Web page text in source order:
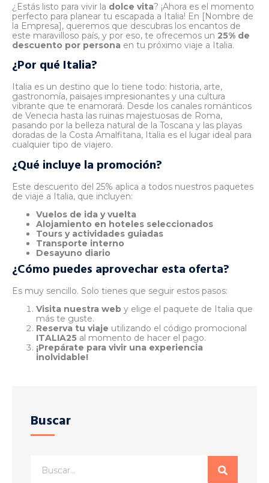
¿Estás listo para vivir la dolce vita? ¡Ahora es el momento
perfecto para planear tu escapada a Italia! En [Nombre de
la Empresa], queremos que descubras los encantos de
este maravilloso país, y por eso, te ofrecemos un 25% de
descuento por persona en tu próximo viaje a Italia.
¿Por qué Italia?
Italia es un destino que lo tiene todo: historia, arte,
gastronomía, paisajes impresionantes y una cultura
vibrante que te enamorará. Desde los canales románticos
de Venecia hasta las ruinas majestuosas de Roma,
pasando por la belleza natural de la Toscana y las playas
doradas de la Costa Amalfitana, Italia es el lugar ideal para
cualquier tipo de viajero.
¿Qué incluye la promoción?
Este descuento del 25% aplica a todos nuestros paquetes
de viaje a Italia, que incluyen:
Vuelos de ida y vuelta
Alojamiento en hoteles seleccionados
Tours y actividades guiadas
Transporte interno
Desayuno diario
¿Cómo puedes aprovechar esta oferta?
Es muy sencillo. Solo tienes que seguir estos pasos:
Visita nuestra web y elige el paquete de Italia que
más te guste.
Reserva tu viaje utilizando el código promocional
ITALIA25 al momento de hacer el pago.
¡Prepárate para vivir una experiencia
inolvidable!
Buscar